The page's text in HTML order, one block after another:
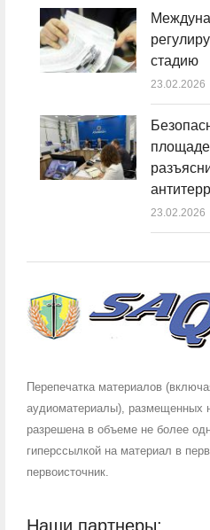
стадию
23.02.2026
23.02.2026
Перепечатка материалов
аудиоматериалы), размещенных
разрешена в объеме не более
гиперссылкой на материал в
первоисточник.
Наши партнеры: